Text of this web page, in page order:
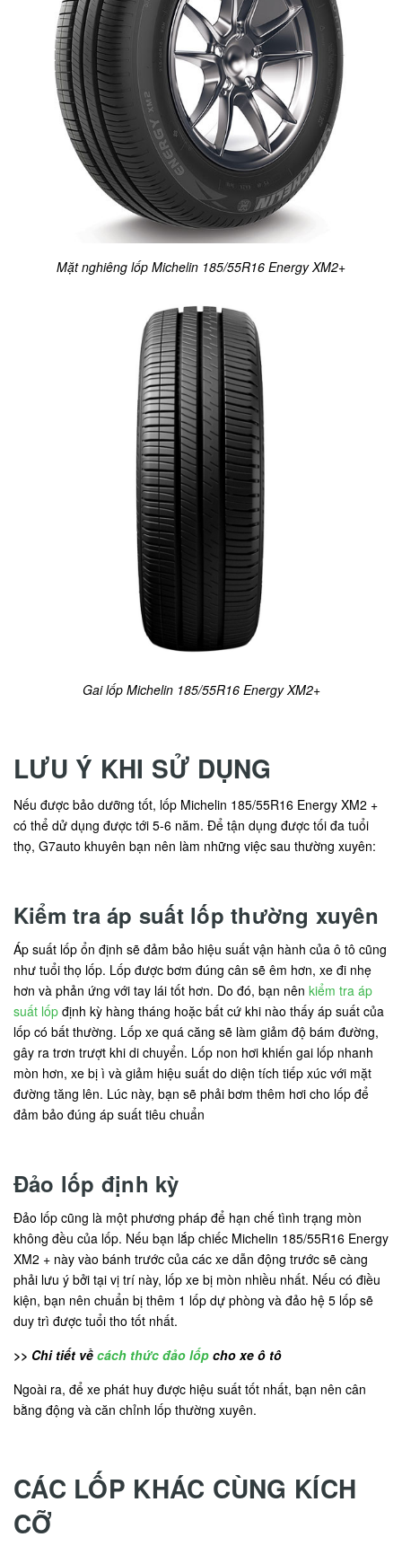
Mặt nghiêng lốp Michelin 185/55R16 Energy XM2+
Gai lốp Michelin 185/55R16 Energy XM2+
LƯU Ý KHI SỬ DỤNG
Nếu được bảo dưỡng tốt, lốp Michelin 185/55R16 Energy XM2 +
có thể dử dụng được tới 5-6 năm. Để tận dụng được tối đa tuổi
thọ, G7auto khuyên bạn nên làm những việc sau thường xuyên:
Kiểm tra áp suất lốp thường xuyên
Áp suất lốp ổn định sẽ đảm bảo hiệu suất vận hành của ô tô cũng
như tuổi thọ lốp. Lốp được bơm đúng cân sẽ êm hơn, xe đi nhẹ
hơn và phản ứng với tay lái tốt hơn. Do đó, bạn nên kiểm tra áp
suất lốp định kỳ hàng tháng hoặc bất cứ khi nào thấy áp suất của
lốp có bất thường. Lốp xe quá căng sẽ làm giảm độ bám đường,
gây ra trơn trượt khi di chuyển. Lốp non hơi khiến gai lốp nhanh
mòn hơn, xe bị ì và giảm hiệu suất do diện tích tiếp xúc với mặt
đường tăng lên. Lúc này, bạn sẽ phải bơm thêm hơi cho lốp để
đảm bảo đúng áp suất tiêu chuẩn
Đảo lốp định kỳ
Đảo lốp cũng là một phương pháp để hạn chế tình trạng mòn
không đều của lốp. Nếu bạn lắp chiếc Michelin 185/55R16 Energy
XM2 + này vào bánh trước của các xe dẫn động trước sẽ càng
phải lưu ý bởi tại vị trí này, lốp xe bị mòn nhiều nhất. Nếu có điều
kiện, bạn nên chuẩn bị thêm 1 lốp dự phòng và đảo hệ 5 lốp sẽ
duy trì được tuổi tho tốt nhất.
>> Chi tiết về cách thức đảo lốp cho xe ô tô
Ngoài ra, để xe phát huy được hiệu suất tốt nhất, bạn nên cân
bằng động và căn chỉnh lốp thường xuyên.
CÁC LỐP KHÁC CÙNG KÍCH
CỠ